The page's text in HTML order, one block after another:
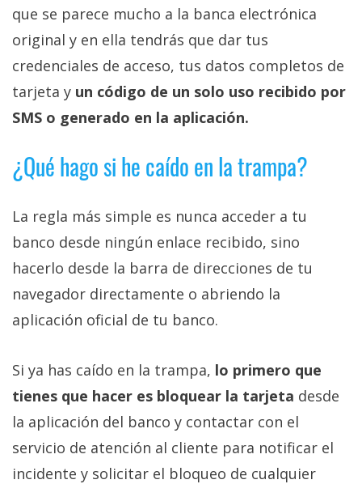
que se parece mucho a la banca electrónica
original y en ella tendrás que dar tus
credenciales de acceso, tus datos completos de
tarjeta y un código de un solo uso recibido por
SMS o generado en la aplicación.
¿Qué hago si he caído en la trampa?
La regla más simple es nunca acceder a tu
banco desde ningún enlace recibido, sino
hacerlo desde la barra de direcciones de tu
navegador directamente o abriendo la
aplicación oficial de tu banco.
Si ya has caído en la trampa, lo primero que
tienes que hacer es bloquear la tarjeta desde
la aplicación del banco y contactar con el
servicio de atención al cliente para notificar el
incidente y solicitar el bloqueo de cualquier